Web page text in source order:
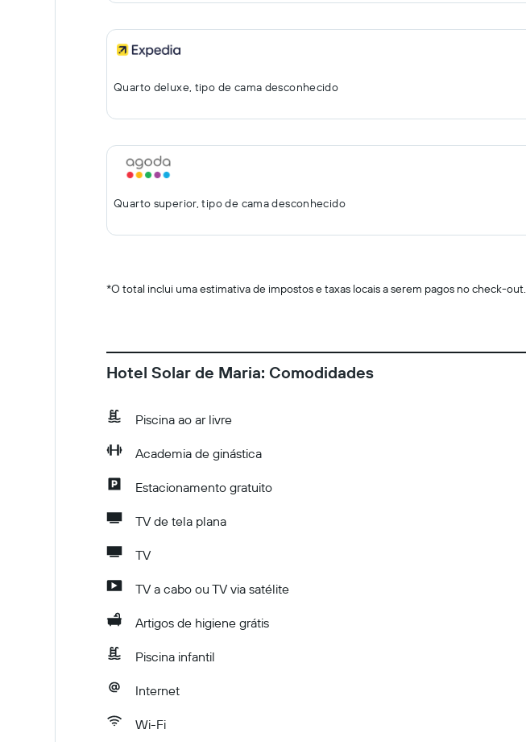
Quarto deluxe, tipo de cama desconhecido
Quarto superior, tipo de cama desconhecido
*O total inclui uma estimativa de impostos e taxas locais a serem pagos no check-out.
Hotel Solar de Maria: Comodidades
Piscina ao ar livre
Academia de ginástica
Estacionamento gratuito
TV de tela plana
TV
TV a cabo ou TV via satélite
Artigos de higiene grátis
Piscina infantil
Internet
Wi-Fi